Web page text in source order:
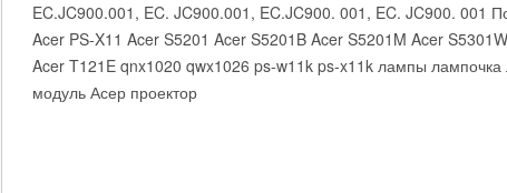
EC.JC900.001, EC. JC900.001, EC.JC900. 001, EC. JC900. 001
Acer PS-X11 Acer S5201 Acer S5201B Acer S5201M Acer
Acer T121E qnx1020 qwx1026 ps-w11k ps-x11k лампы
модуль Асер проектор